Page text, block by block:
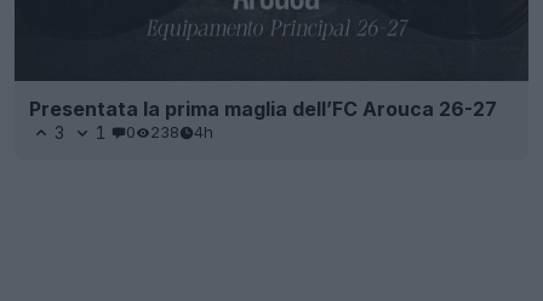
Presentata la prima maglia dell’FC Arouca 26-27
3 1 0 238 4h